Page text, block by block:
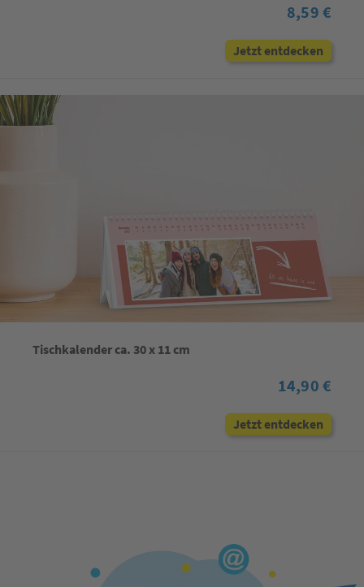
8,59 €
Jetzt entdecken
Tischkalender ca. 30 x 11 cm
14,90 €
Jetzt entdecken